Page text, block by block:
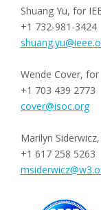
Shuang Yu, for
+1 732-981-3424
Wende Cover,
+1 703 439 2773
cover@isoc.org
Marilyn
+1 617 258 5263